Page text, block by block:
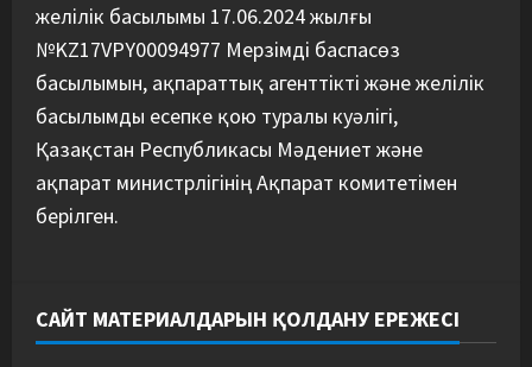
желілік басылымы 17.06.2024 жылғы
№KZ17VPY00094977 Мерзімді баспасөз
басылымын, ақпараттық агенттікті және желілік
басылымды есепке қою туралы куәлігі,
Қазақстан Республикасы Мәдениет және
ақпарат министрлігінің Ақпарат комитетімен
берілген.
САЙТ МАТЕРИАЛДАРЫН ҚОЛДАНУ ЕРЕЖЕСІ